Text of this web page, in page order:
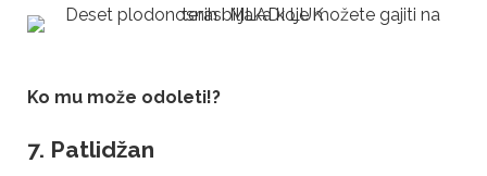
Ko mu može odoleti!?
7. Patlidžan